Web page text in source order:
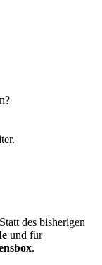
des bisherigen
und für
.